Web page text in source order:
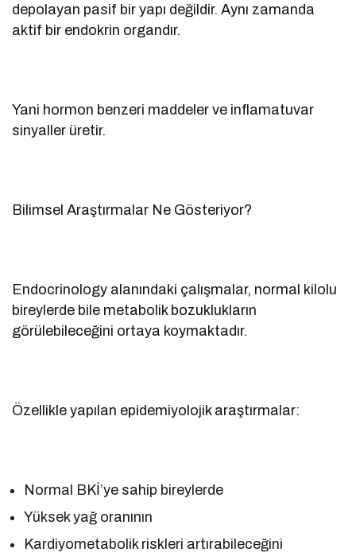
depolayan pasif bir yapı değildir. Aynı zamanda
aktif bir endokrin organdır.
Yani hormon benzeri maddeler ve inflamatuvar
sinyaller üretir.
Bilimsel Araştırmalar Ne Gösteriyor?
Endocrinology alanındaki çalışmalar, normal kilolu
bireylerde bile metabolik bozuklukların
görülebileceğini ortaya koymaktadır.
Özellikle yapılan epidemiyolojik araştırmalar:
Normal BKİ’ye sahip bireylerde
Yüksek yağ oranının
Kardiyometabolik riskleri artırabileceğini